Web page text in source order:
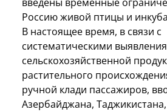
Россию живой птицы и
В настоящее время, в связи с
систематическими
сельскохозяйственной
растительного
ручной клади пассажиров,
Азербайджана,